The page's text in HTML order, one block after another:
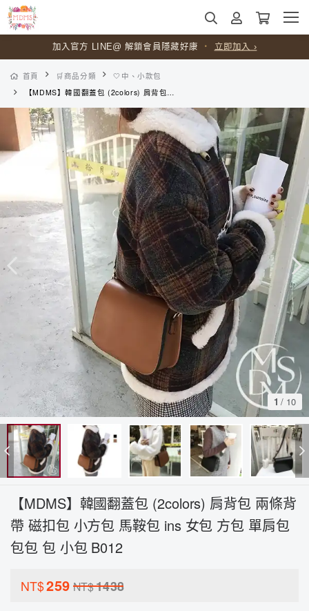
加入官方 LINE@ 解鎖會員隱藏好康 ・ 立即加入 ›
首頁 🛒商品分類
🤍中、小款包
【MDMS】韓國翻蓋包 (2colors) 肩背包 兩條背帶 磁扣包 小方包 馬鞍包 ins 女包 方包 單肩包 包包 包 小包 B012
1 / 10
【MDMS】韓國翻蓋包 (2colors) 肩背包 兩條背
帶 磁扣包 小方包 馬鞍包 ins 女包 方包 單肩包
包包 包 小包 B012
NT$259 NT$1438